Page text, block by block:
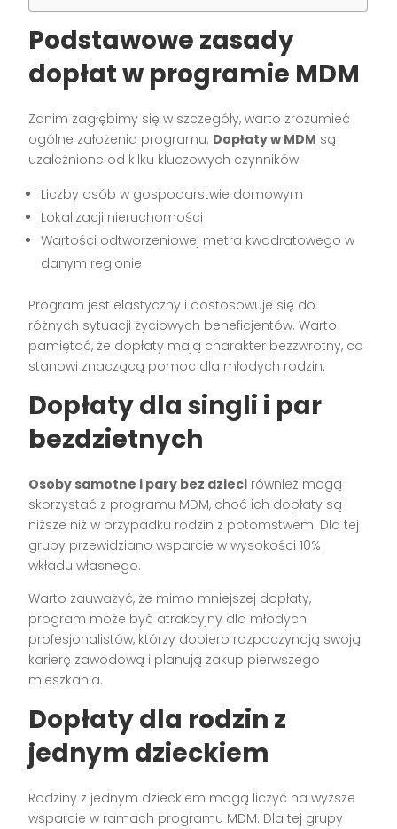
Podstawowe zasady
dopłat w programie MDM
Zanim zagłębimy się w szczegóły, warto zrozumieć
ogólne założenia programu. Dopłaty w MDM są
uzależnione od kilku kluczowych czynników:
Liczby osób w gospodarstwie domowym
Lokalizacji nieruchomości
Wartości odtworzeniowej metra kwadratowego w
danym regionie
Program jest elastyczny i dostosowuje się do
różnych sytuacji życiowych beneficjentów. Warto
pamiętać, że dopłaty mają charakter bezzwrotny, co
stanowi znaczącą pomoc dla młodych rodzin.
Dopłaty dla singli i par
bezdzietnych
Osoby samotne i pary bez dzieci również mogą
skorzystać z programu MDM, choć ich dopłaty są
niższe niż w przypadku rodzin z potomstwem. Dla tej
grupy przewidziano wsparcie w wysokości 10%
wkładu własnego.
Warto zauważyć, że mimo mniejszej dopłaty,
program może być atrakcyjny dla młodych
profesjonalistów, którzy dopiero rozpoczynają swoją
karierę zawodową i planują zakup pierwszego
mieszkania.
Dopłaty dla rodzin z
jednym dzieckiem
Rodziny z jednym dzieckiem mogą liczyć na wyższe
wsparcie w ramach programu MDM. Dla tej grupy